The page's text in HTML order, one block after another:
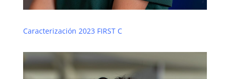
Caracterización 2023 FIRST C